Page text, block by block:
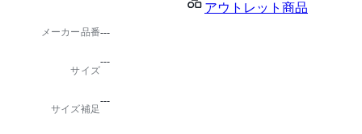
アウトレット商品
メーカー品番---
サイズ
---
サイズ補足
---